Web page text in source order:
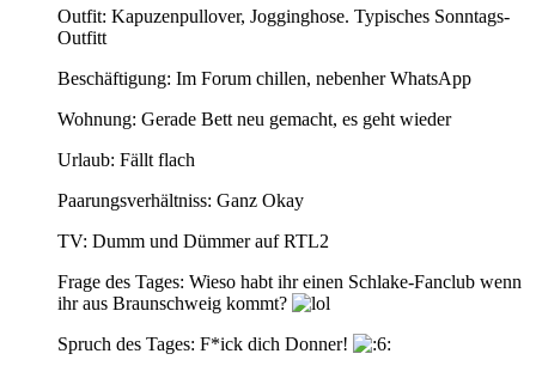
Outfit: Kapuzenpullover, Jogginghose. Typisches Sonntags-
Outfitt
Beschäftigung: Im Forum chillen, nebenher WhatsApp
Wohnung: Gerade Bett neu gemacht, es geht wieder
Urlaub: Fällt flach
Paarungsverhältniss: Ganz Okay
TV: Dumm und Dümmer auf RTL2
Frage des Tages: Wieso habt ihr einen Schlake-Fanclub wenn
ihr aus Braunschweig kommt?
Spruch des Tages: F*ick dich Donner!